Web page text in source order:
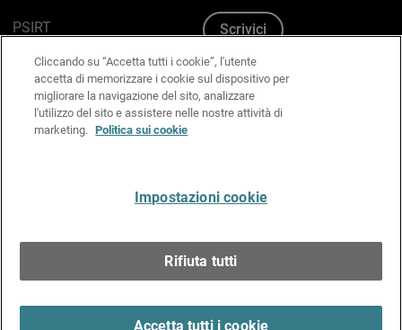
PSIRT
Politica sui cookie
Informativa sulla privacy
Kit Media & Brand
Scrivici
Cliccando su “Accetta tutti i cookie”, l'utente
accetta di memorizzare i cookie sul dispositivo per
migliorare la navigazione del sito, analizzare
l'utilizzo del sito e assistere nelle nostre attività di
marketing. Politica sui cookie
Impostazioni cookie
Rifiuta tutti
Accetta tutti i cookie